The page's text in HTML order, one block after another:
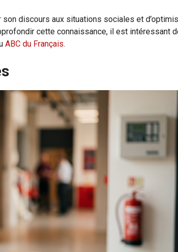
discours aux situations sociales et
cette connaissance, il est intéressant
ABC du Français.